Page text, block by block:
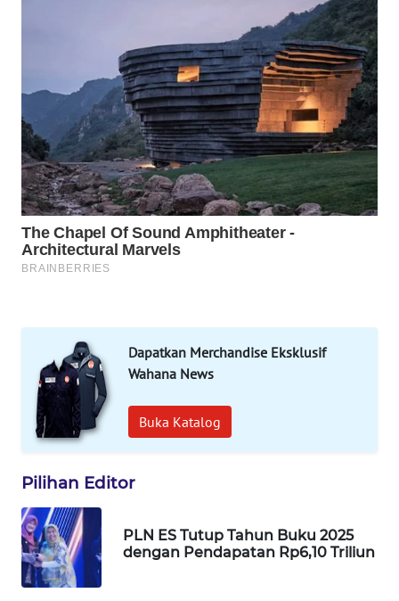
Dapatkan Merchandise Eksklusif
Wahana News
Buka Katalog
Pilihan Editor
PLN ES Tutup Tahun Buku 2025
dengan Pendapatan Rp6,10 Triliun
WAHANA
OTOMOTIF
WAHANA
HEALTH
WAHANA
DESA
WISATA
Wahana
Network
KONSUMEN
LISTRIK
MASYARAKAT
KELISTRIKAN
WALINKI
ID